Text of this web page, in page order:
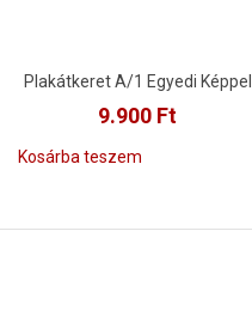
Plakátkeret A/1 Egyedi Képpel
9.900 Ft
Kosárba teszem